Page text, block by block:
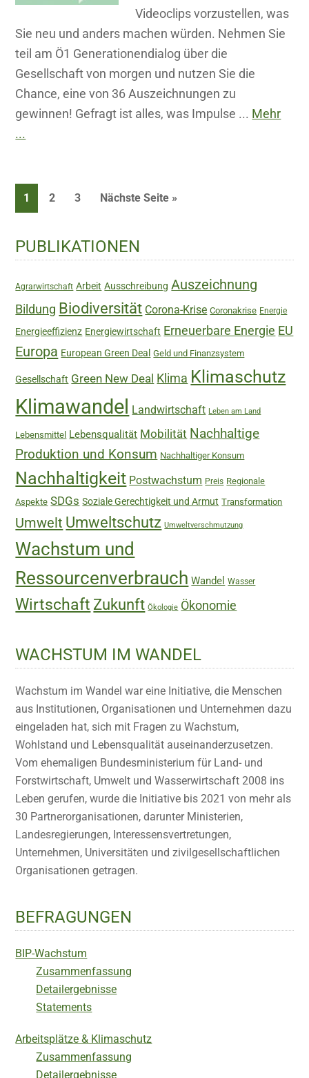
Videoclips vorzustellen, was
Sie neu und anders machen würden. Nehmen Sie
teil am Ö1 Generationendialog über die
Gesellschaft von morgen und nutzen Sie die
Chance, eine von 36 Auszeichnungen zu
gewinnen! Gefragt ist alles, was Impulse ... Mehr
...
Seite
1 Seite
2 Seite
3 Nächste Seite »
Haupt-
Sidebar
PUBLIKATIONEN
Agrarwirtschaft Arbeit Ausschreibung Auszeichnung
Bildung Biodiversität Corona-Krise Coronakrise Energie
Energieeffizienz Energiewirtschaft Erneuerbare Energie EU
Europa European Green Deal Geld und Finanzsystem
Gesellschaft Green New Deal Klima Klimaschutz
Klimawandel Landwirtschaft Leben am Land
Lebensmittel Lebensqualität Mobilität Nachhaltige
Produktion und Konsum Nachhaltiger Konsum
Nachhaltigkeit Postwachstum Preis Regionale
Aspekte SDGs Soziale Gerechtigkeit und Armut Transformation
Umwelt Umweltschutz Umweltverschmutzung
Wachstum und
Ressourcenverbrauch Wandel Wasser
Wirtschaft Zukunft Ökologie Ökonomie
WACHSTUM IM WANDEL
Wachstum im Wandel war eine Initiative, die Menschen
aus Institutionen, Organisationen und Unternehmen dazu
eingeladen hat, sich mit Fragen zu Wachstum,
Wohlstand und Lebensqualität auseinanderzusetzen.
Vom ehemaligen Bundesministerium für Land- und
Forstwirtschaft, Umwelt und Wasserwirtschaft 2008 ins
Leben gerufen, wurde die Initiative bis 2021 von mehr als
30 Partnerorganisationen, darunter Ministerien,
Landesregierungen, Interessensvertretungen,
Unternehmen, Universitäten und zivilgesellschaftlichen
Organisationen getragen.
BEFRAGUNGEN
BIP-Wachstum
Zusammenfassung
Detailergebnisse
Statements
Arbeitsplätze & Klimaschutz
Zusammenfassung
Detailergebnisse